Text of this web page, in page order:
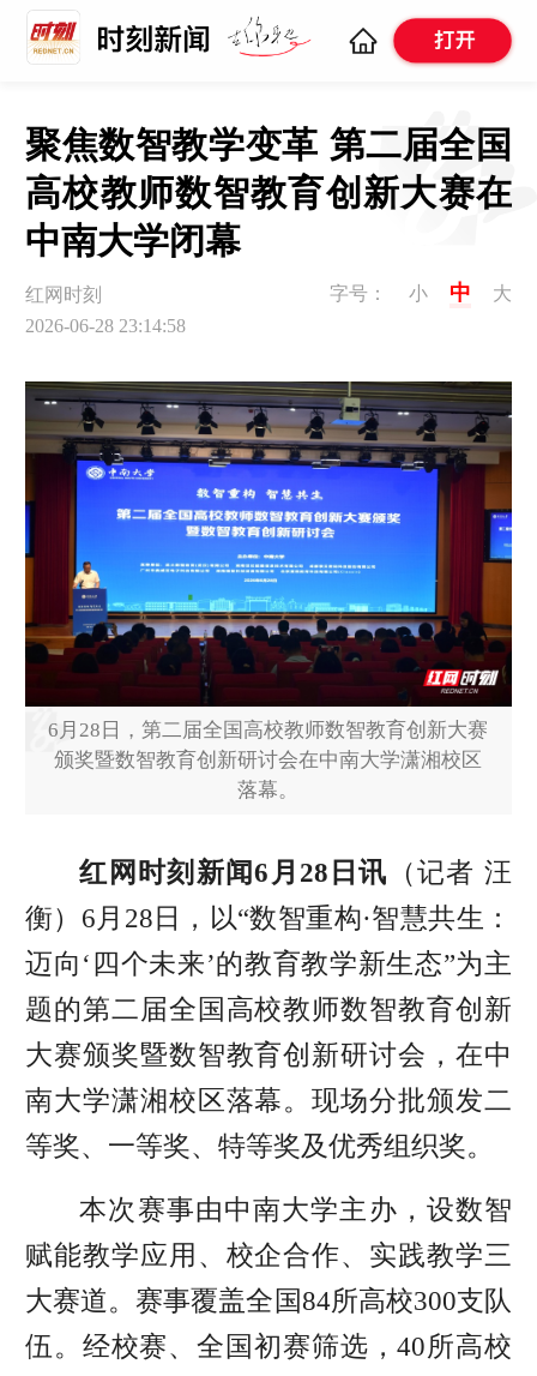
聚焦数智教学变革 第二届全国
高校教师数智教育创新大赛在
中南大学闭幕
红网时刻
2026-06-28 23:14:58
字号： 小 中 大
6月28日，第二届全国高校教师数智教育创新大赛
颁奖暨数智教育创新研讨会在中南大学潇湘校区
落幕。
红网时刻新闻6月28日讯 （记者 汪
衡）6月28日，以“数智重构·智慧共生：
迈向‘四个未来’的教育教学新生态”为主
题的第二届全国高校教师数智教育创新
大赛颁奖暨数智教育创新研讨会，在中
南大学潇湘校区落幕。现场分批颁发二
等奖、一等奖、特等奖及优秀组织奖。
本次赛事由中南大学主办，设数智
赋能教学应用、校企合作、实践教学三
大赛道。赛事覆盖全国84所高校300支队
伍。经校赛、全国初赛筛选，40所高校